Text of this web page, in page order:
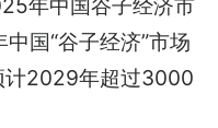
年中国谷子经济市
国“谷子经济”市场
计2029年超过3000